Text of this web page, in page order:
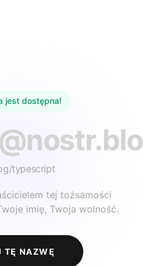
jest dostępna!
typescript
tej tożsamości
imię, Twoja wolność.
TĘ NAZWĘ